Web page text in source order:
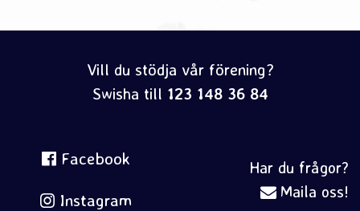
Facebook
Instagram
Har du frågor?
Maila oss!
Vill du stödja vår förening?
Swisha till 123 148 36 84